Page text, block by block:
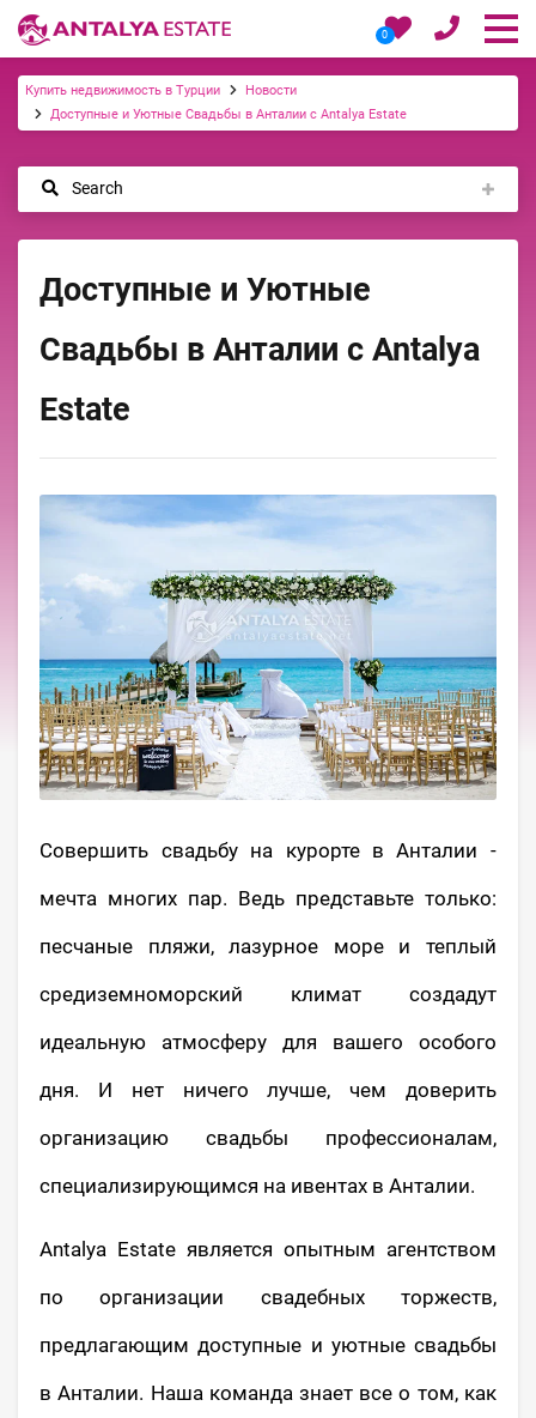
0
Купить недвижимость в Турции
Новости
Доступные и Уютные Свадьбы в Анталии с Antalya Estate
Search
Доступные и Уютные
Свадьбы в Анталии с Antalya
Estate
Совершить свадьбу на курорте в Анталии -
мечта многих пар. Ведь представьте только:
песчаные пляжи, лазурное море и теплый
средиземноморский климат создадут
идеальную атмосферу для вашего особого
дня. И нет ничего лучше, чем доверить
организацию свадьбы профессионалам,
специализирующимся на ивентах в Анталии.
Antalya Estate является опытным агентством
по организации свадебных торжеств,
предлагающим доступные и уютные свадьбы
в Анталии. Наша команда знает все о том, как